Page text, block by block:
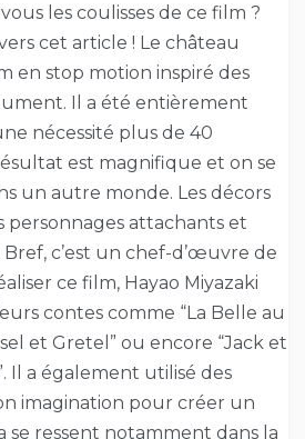
les coulisses de ce film ?
cet article ! Le château
en stop motion inspiré des
Il a été entièrement
nécessité plus de 40
est magnifique et on se
un autre monde. Les décors
personnages attachants et
Bref, c’est un chef-d’œuvre de
ce film, Hayao Miyazaki
contes comme “La Belle au
et Gretel” ou encore “Jack et
Il a également utilisé des
imagination pour créer un
se ressent notamment dans la